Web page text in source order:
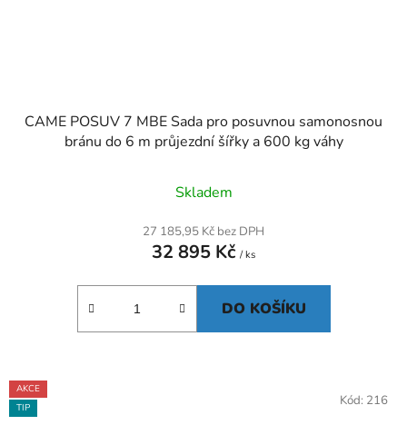
CAME POSUV 7 MBE Sada pro posuvnou samonosnou
bránu do 6 m průjezdní šířky a 600 kg váhy
Skladem
27 185,95 Kč bez DPH
32 895 Kč / ks
DO KOŠÍKU
AKCE
TIP
Kód: 216